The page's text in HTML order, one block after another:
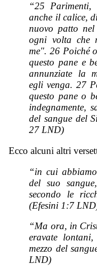
“25 Parimenti,
anche il calice,
nuovo patto
ogni volta che
me". 26 Poiché
questo pane e
annunziate la
egli venga. 27
questo pane o
indegnamente,
del sangue del
27 LND)
Ecco alcuni altri
“in cui
del suo
secondo le
(Efesini 1:7
“Ma ora, in
eravate
mezzo del
LND)